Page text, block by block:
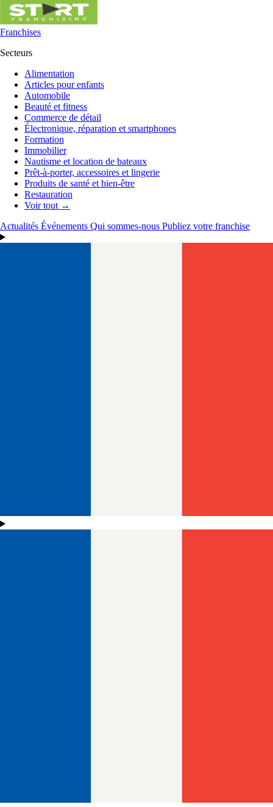
Franchises
Secteurs
Alimentation
Articles pour enfants
Automobile
Beauté et fitness
Commerce de détail
Électronique, réparation et smartphones
Formation
Immobilier
Nautisme et location de bateaux
Prêt-à-porter, accessoires et lingerie
Produits de santé et bien-être
Restauration
Voir tout →
Actualités Événements Qui sommes-nous Publiez votre franchise